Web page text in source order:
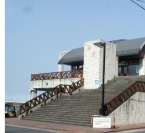
可
クレジット表記
必須
クレジット表記例